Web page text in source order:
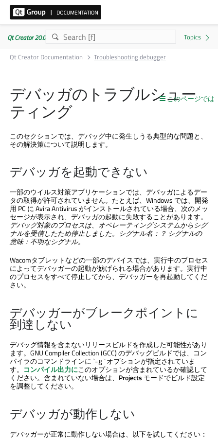
Qt Creator 20.0.1
Qt Creator Documentation
Troubleshooting debugger
このページでは
デバッガのトラブルシュー
ティング
このセクションでは、デバッグ中に発生しうる典型的な問題と、
その解決策について説明します。
デバッガを起動できない
一部のウイルス対策アプリケーションでは、デバッガによるデー
タの取得が許可されていません。たとえば、Windows では、開発
用 PC に Avira Antivirus がインストールされている場合、次のメッ
セージが表示され、デバッガの起動に失敗することがあります。
デバッグ対象のプロセスは、オペレーティングシステムからシグ
ナルを受信したため停止しました。シグナル名：？ シグナルの
意味：不明なシグナル。
Wacomタブレットなどの一部のデバイスでは、実行中のプロセス
によってデバッガーの起動が妨げられる場合があります。実行中
のプロセスをすべて停止してから、デバッガーを再起動してくだ
さい。
デバッガーがブレークポイントに
到達しない
デバッグ情報を含まないリリースビルドを作成した可能性があり
ます。GNU Compiler Collection (GCC) のデバッグビルドでは、コン
パイラのコマンドラインに `-g` オプションが指定されていま
す。 コンパイル出力にこのオプションが含まれているか確認して
ください。含まれていない場合は、 Projects モードでビルド設定
を調整してください。
デバッガが動作しない
デバッガーが正常に動作しない場合は、以下を試してください：